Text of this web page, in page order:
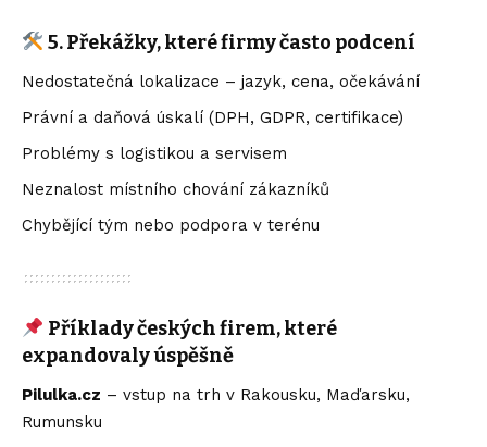
5. Překážky, které firmy často podcení
Nedostatečná lokalizace – jazyk, cena, očekávání
Právní a daňová úskalí (DPH, GDPR, certifikace)
Problémy s logistikou a servisem
Neznalost místního chování zákazníků
Chybějící tým nebo podpora v terénu
Příklady českých firem, které
expandovaly úspěšně
Pilulka.cz – vstup na trh v Rakousku, Maďarsku,
Rumunsku